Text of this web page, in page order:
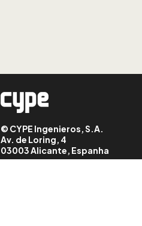
LIÇÃO: 11
© CYPE Ingenieros, S.A.
Av. de Loring, 4
03003 Alicante, Espanha